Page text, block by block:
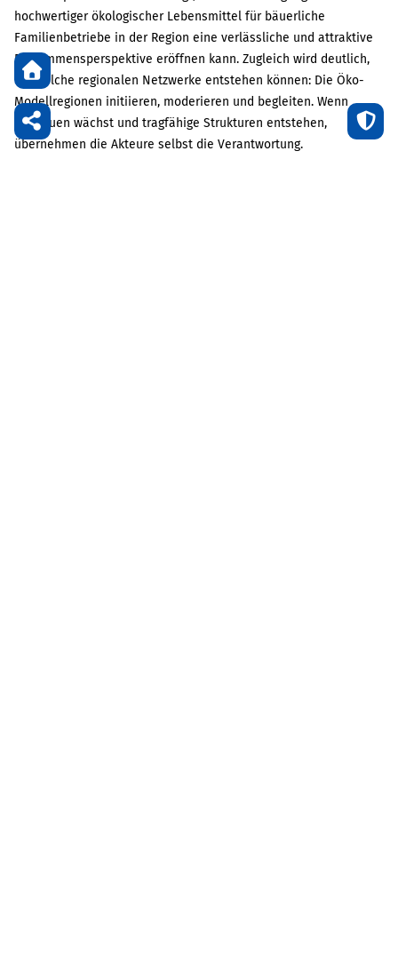
hochwertiger ökologischer Lebensmittel für bäuerliche
Familienbetriebe in der Region eine verlässliche und attraktive
Einkommensperspektive eröffnen kann. Zugleich wird deutlich,
wie solche regionalen Netzwerke entstehen können: Die Öko-
Modellregionen initiieren, moderieren und begleiten. Wenn
Vertrauen wächst und tragfähige Strukturen entstehen,
übernehmen die Akteure selbst die Verantwortung.